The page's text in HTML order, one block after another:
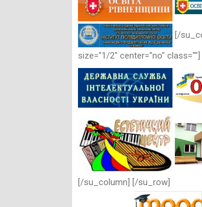
[/
size="1/2" center="no" class=""]
[/su_column] [/su_row]